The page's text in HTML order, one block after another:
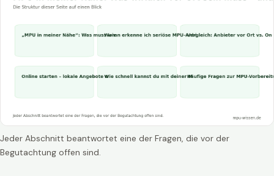
Jeder Abschnitt beantwortet eine der Fragen, die vor der
Begutachtung offen sind.